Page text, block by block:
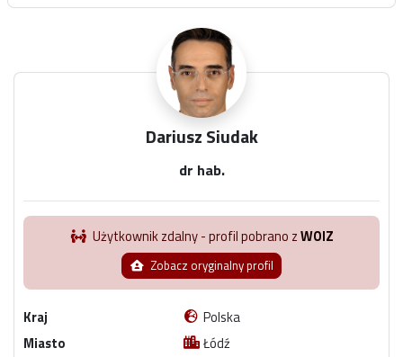
Dariusz Siudak
dr hab.
Użytkownik zdalny - profil pobrano zWOIZ
Zobacz oryginalny profil
Kraj
Polska
Miasto
Łódź